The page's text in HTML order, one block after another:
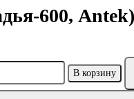
600, Antek)
В корзину